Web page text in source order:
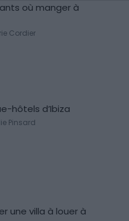
où manger à
Cordier
hôtels d’Ibiza
Pinsard
une villa à louer à